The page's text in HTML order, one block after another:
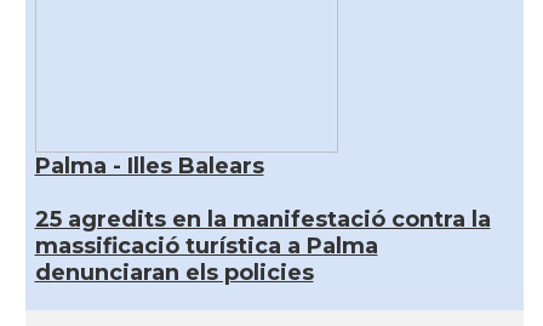
Palma - Illes Balears
25 agredits en la manifestació contra la
massificació turística a Palma
denunciaran els policies